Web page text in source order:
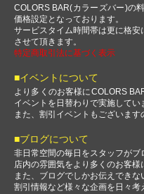
COLORS BAR(カラーズバー)の
価格設定となっております。
サービスタイム時間帯は更に格
させて頂きます。
特定商取引法に基づく表示
■イベントについて
より多くのお客様にCOLORS
イベントを日替わりで実施してい
また、割引イベントもございます
■ブログについて
非日常空間の毎日をスタッフがブ
店内の雰囲気をより多くのお客様
また、ブログでしかお伝えできな
割引情報など様々な企画を日々